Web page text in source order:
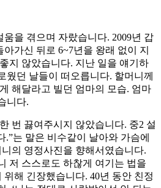
움을 겪으며 자랐습니다. 2009년 갑
가신 뒤로 6~7년을 왕래 없이 지
지 않았습니다. 지난 일을 얘기하
웠던 날들이 떠오릅니다. 할머니께
해달라고 빌던 엄마의 모습. 엄마
니다.
번 끓여주시지 않았습니다. 중2 설
.”는 말은 비수같이 날아와 가슴에
의 영정사진을 향해서였습니다.
저 스스로도 하찮게 여기는 법을
위해 긴장했습니다. 40년 동안 친정